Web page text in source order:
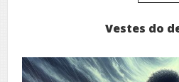
Vestes do